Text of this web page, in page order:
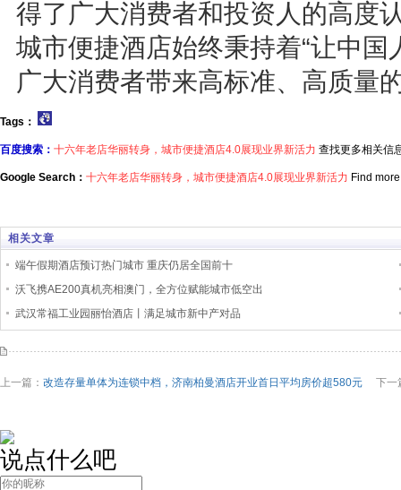
得了广大消费者和投资人的高度
城市便捷酒店始终秉持着“让中
广大消费者带来高标准、高质量
Tags：
百度搜索： 十六年老店华丽转身，城市便捷酒店4.0展现业界新活力 查找更多相关信
Google Search： 十六年老店华丽转身，城市便捷酒店4.0展现业界新活力 Find
相关文章
端午假期酒店预订热门城市 重庆仍居全国前十
沃飞携AE200真机亮相澳门，全方位赋能城市低空出
武汉常福工业园丽怡酒店丨满足城市新中产对品
上一篇： 改造存量单体为连锁中档，济南柏曼酒店开业首日平均房价超580元 下一
说点什么吧